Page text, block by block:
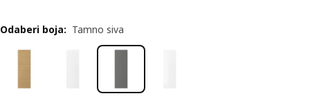
Odaberi boja: Tamno siva